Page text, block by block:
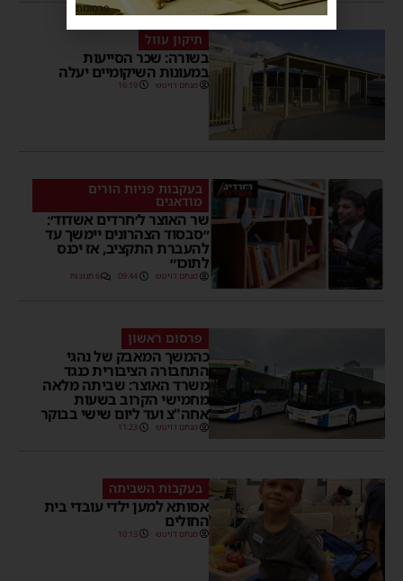
תיקון עוול
בשורה: שכר הסייעות
במעונות השיקומיים יעלה
מנחם דויטש 16:19
בעקבות פניות הורים
מודאגים
שר האוצר ל׳חרדים אשדוד׳:
״סבסוד הצהרונים יימשך עד
להעברת התקציב, אז יכנס
לתוכו״
מנחם דויטש 09:44 6 תגובות
פרסום ראשון
כהמשך המאבק של נהגי
התחבורה הציבורית כנגד
משרד האוצר: שביתה מלאה
מחמישי הקרוב בשעות
אחה"צ ועד ליום שישי בבוקר
מנחם דויטש 11:23
בעקבות השביתה
אסותא למען ילדי עובדי בית
החולים
מנחם דויטש 10:13
פרסומת